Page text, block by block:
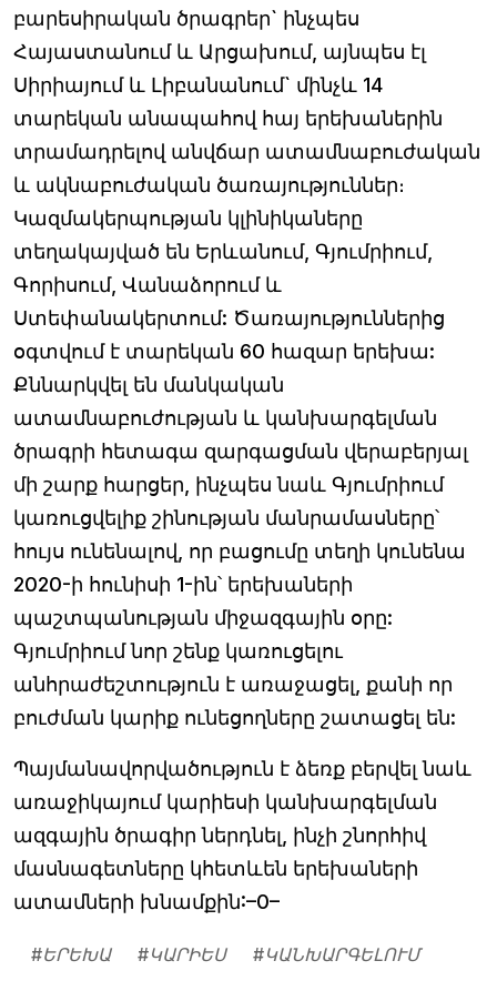
բարեսիրական ծրագրեր` ինչպես
Հայաստանում և Արցախում, այնպես էլ
Սիրիայում և Լիբանանում` մինչև 14
տարեկան անապահով հայ երեխաներին
տրամադրելով անվճար ատամնաբուժական
և ակնաբուժական ծառայություններ։
Կազմակերպության կլինիկաները
տեղակայված են Երևանում, Գյումրիում,
Գորիսում, Վանաձորում և
Ստեփանակերտում: Ծառայություններից
օգտվում է տարեկան 60 հազար երեխա:
Քննարկվել են մանկական
ատամնաբուժության և կանխարգելման
ծրագրի հետագա զարգացման վերաբերյալ
մի շարք հարցեր, ինչպես նաև Գյումրիում
կառուցվելիք շինության մանրամասները՝
հույս ունենալով, որ բացումը տեղի կունենա
2020-ի հունիսի 1-ին՝ երեխաների
պաշտպանության միջազգային օրը:
Գյումրիում նոր շենք կառուցելու
անհրաժեշտություն է առաջացել, քանի որ
բուժման կարիք ունեցողները շատացել են:
Պայմանավորվածություն է ձեռք բերվել նաև
առաջիկայում կարիեսի կանխարգելման
ազգային ծրագիր ներդնել, ինչի շնորհիվ
մասնագետները կհետևեն երեխաների
ատամների խնամքին:–0–
#ԵՐԵԽԱ #ԿԱՐԻԵՍ #ԿԱՆԽԱՐԳԵԼՈՒՄ